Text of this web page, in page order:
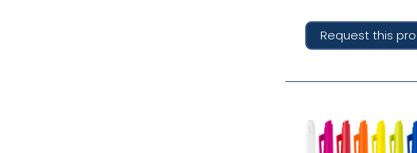
Request this